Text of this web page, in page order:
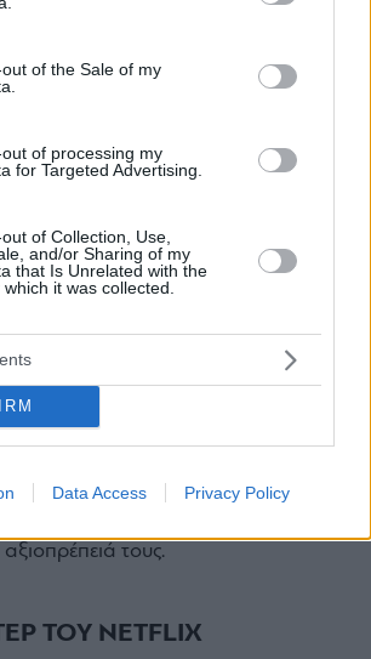
to Google and its third-party tags to
specified purposes in below Google
of the Sale of my
of processing my
for Targeted Advertising.
of Collection, Use,
and/or Sharing of my
that Is Unrelated with the
it was collected.
Data Access Privacy Policy
θύματα μιας αδίστακτης
κι αποφασίζουν να εκδικηθούν
τους.
ΤΟΥ NETFLIX